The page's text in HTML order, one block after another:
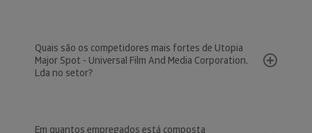
Quais são os competidores mais fortes de Utopia
Major Spot - Universal Film And Media Corporation,
Lda no setor?
Em quantos empregados está composta